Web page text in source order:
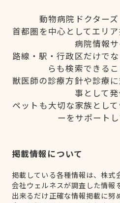
動物病院ドクターズ
首都圏を中心としてエリ
病院情報サ
路線・駅・行政区だけで
らも検索できるこ
獣医師の診療方針や診療
事として発
ペットも大切な家族とし
ーをサポートし
掲載情報について
掲載している各種情報は、株式
会社ウェルネスが調査した情報
出来るだけ正確な情報掲載に努